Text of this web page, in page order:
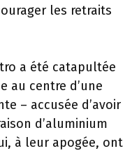
les retraits
a été catapultée
au centre d’une
– accusée d’avoir
d’aluminium
à leur apogée, ont